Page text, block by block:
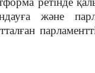
және